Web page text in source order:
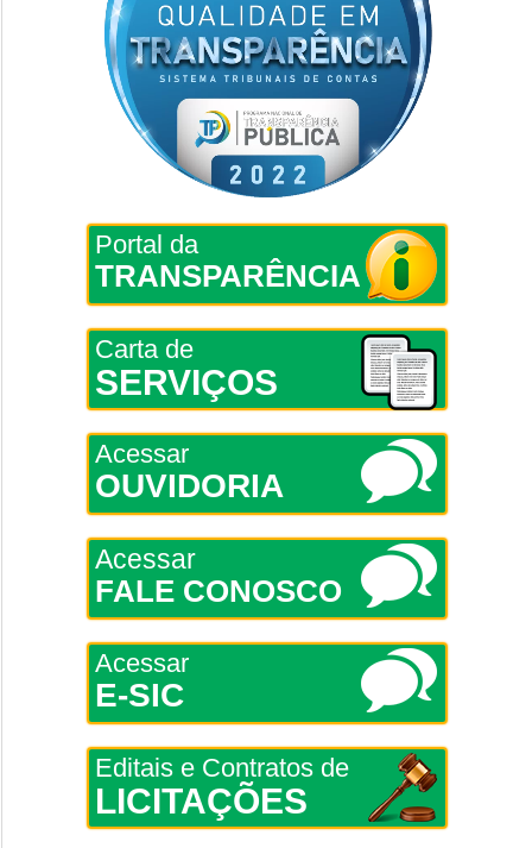
Portal da
TRANSPARÊNCIA
Carta de
SERVIÇOS
Acessar
OUVIDORIA
Acessar
FALE CONOSCO
Acessar
E-SIC
Editais e Contratos de
LICITAÇÕES